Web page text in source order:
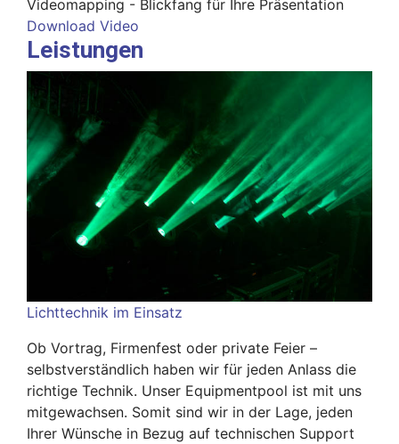
Videomapping - Blickfang für Ihre Präsentation
Download Video
Leistungen
Lichttechnik im Einsatz
Ob Vortrag, Firmenfest oder private Feier –
selbstverständlich haben wir für jeden Anlass die
richtige Technik. Unser Equipmentpool ist mit uns
mitgewachsen. Somit sind wir in der Lage, jeden
Ihrer Wünsche in Bezug auf technischen Support